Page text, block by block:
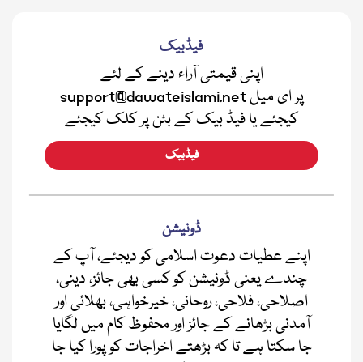
فیڈبیک
اپنی قیمتی آراء دینے کے لئے
support@dawateislami.net پر ای میل
کیجئے یا فیڈ بیک کے بٹن پر کلک کیجئے
فیڈبیک
ڈونیشن
اپنے عطیات دعوت اسلامی کو دیجئے، آپ کے
چندے یعنی ڈونیشن کو کسی بھی جائز، دینی،
اصلاحی، فلاحی، روحانی، خیرخواہی، بھلائی اور
آمدنی بڑھانے کے جائز اور محفوظ کام میں لگایا
جا سکتا ہے تا کہ بڑھتے اخراجات کو پورا کیا جا